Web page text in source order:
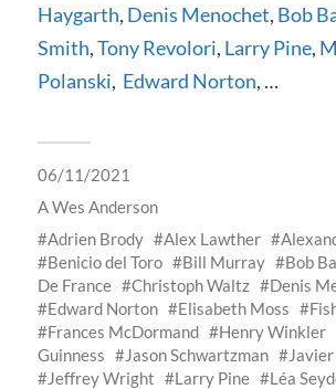
Haygarth, Denis Menochet, Bob
Smith,Tony Revolori, Larry Pine,
Polanski, Edward Norton, …
06/11/2021
AWes Anderson
Adrien Brody
Alex Lawther
Benicio del Toro
Bill Murray Bob
De France
Christoph Waltz
Denis
Edward Norton
Elisabeth Moss
Frances McDormand
Henry Winkler
Guinness
Jason Schwartzman
Javier
Jeffrey Wright
Larry Pine Léa